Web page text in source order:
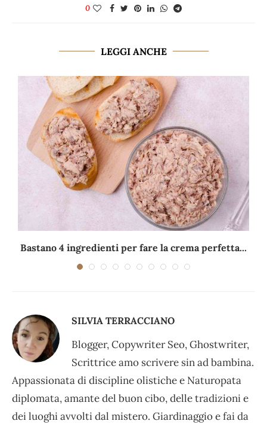
0
LEGGI ANCHE
Bastano 4 ingredienti per fare la crema perfetta...
SILVIA TERRACCIANO
Blogger, Copywriter Seo, Ghostwriter,
Scrittrice amo scrivere sin ad bambina.
Appassionata di discipline olistiche e Naturopata
diplomata, amante del buon cibo, delle tradizioni e
dei luoghi avvolti dal mistero. Giardinaggio e fai da